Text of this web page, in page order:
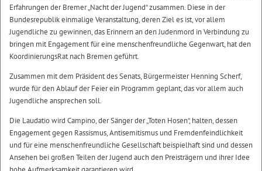
Erfahrungen der Bremer „Nacht der Jugend“ zusammen. Diese in der
Bundesrepublik einmalige Veranstaltung, deren Ziel es ist, vor allem
Jugendliche zu gewinnen, das Erinnern an den Judenmord in Verbindung zu
bringen mit Engagement für eine menschenfreundliche Gegenwart, hat den
KoordinierungsRat nach Bremen geführt.
Zusammen mit dem Präsident des Senats, Bürgermeister Henning Scherf,
wurde für den Ablauf der Feier ein Programm geplant, das vor allem auch
Jugendliche ansprechen soll.
Die Laudatio wird Campino, der Sänger der „Toten Hosen“, halten, dessen
Engagement gegen Rassismus, Antisemitismus und Fremdenfeindlichkeit
und für eine menschenfreundliche Gesellschaft beispielhaft sind und dessen
Ansehen bei großen Teilen der Jugend auch den Preisträgern und ihrer Idee